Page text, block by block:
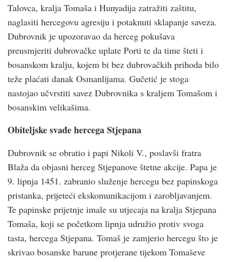
Talovca, kralja Tomaša i Hunyadija zatražiti zaštitu,
naglasiti hercegovu agresiju i potaknuti sklapanje saveza.
Dubrovnik je upozoravao da herceg pokušava
preusmjeriti dubrovačke uplate Porti te da time šteti i
bosanskom kralju, kojem bi bez dubrovačkih prihoda bilo
teže plaćati danak Osmanlijama. Gučetić je stoga
nastojao učvrstiti savez Dubrovnika s kraljem Tomašom i
bosanskim velikašima.
Obiteljske svađe hercega Stjepana
Dubrovnik se obratio i papi Nikoli V., poslavši fratra
Blaža da objasni herceg Stjepanove štetne akcije. Papa je
9. lipnja 1451. zabranio služenje hercegu bez papinskoga
pristanka, prijeteći ekskomunikacijom i zarobljavanjem.
Te papinske prijetnje imale su utjecaja na kralja Stjepana
Tomaša, koji se početkom lipnja udružio protiv svoga
tasta, hercega Stjepana. Tomaš je zamjerio hercegu što je
skrivao bosanske barune protjerane tijekom Tomaševe